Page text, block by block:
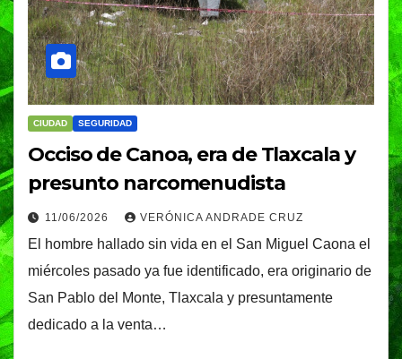
CIUDAD SEGURIDAD
Occiso de Canoa, era de Tlaxcala y
presunto narcomenudista
11/06/2026 VERÓNICA ANDRADE CRUZ
El hombre hallado sin vida en el San Miguel Caona el
miércoles pasado ya fue identificado, era originario de
San Pablo del Monte, Tlaxcala y presuntamente
dedicado a la venta…